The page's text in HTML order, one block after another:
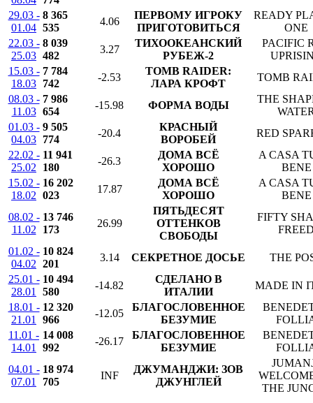
29.03 -
01.04
8 365
535
4.06
ПЕРВОМУ ИГРОКУ
ПРИГОТОВИТЬСЯ
READY
ONE
22.03 -
25.03
8 039
482
3.27
ТИХООКЕАНСКИЙ
РУБЕЖ-2
PACIFIC
15.03 -
18.03
7 784
742
-2.53
TOMB RAIDER:
ЛАРА КРОФТ
TOMB
08.03 -
11.03
7 986
654
-15.98 ФОРМА ВОДЫ
THE
01.03 -
04.03
9 505
774
-20.4
КРАСНЫЙ
ВОРОБЕЙ
RED
22.02 -
25.02
11 941
180
-26.3
ДОМА ВСЁ
ХОРОШО
A CASA
BENE
15.02 -
18.02
16 202
023
17.87
ДОМА ВСЁ
ХОРОШО
A CASA
BENE
08.02 -
11.02
13 746
173
26.99
ПЯТЬДЕСЯТ
ОТТЕНКОВ
СВОБОДЫ
FIFTY
01.02 -
04.02
10 824
201
3.14 СЕКРЕТНОЕ ДОСЬЕ
THE
25.01 -
28.01
10 494
580
-14.82
СДЕЛАНО В
ИТАЛИИ
MADE IN
18.01 -
21.01
12 320
966
-12.05
БЛАГОСЛОВЕННОЕ
БЕЗУМИЕ
11.01 -
14.01
14 008
992
-26.17
БЛАГОСЛОВЕННОЕ
БЕЗУМИЕ
04.01 -
07.01
18 974
705
INF
ДЖУМАНДЖИ: ЗОВ
ДЖУНГЛЕЙ
THE